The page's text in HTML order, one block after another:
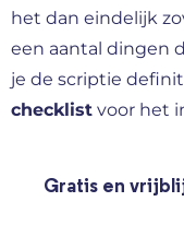
het dan eindelijk
een aantal dingen
je de scriptie
checklist voor het
Gratis en